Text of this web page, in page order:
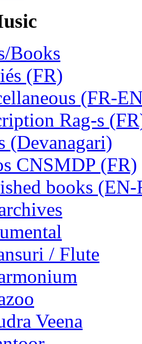
Books
(FR)
(FR-
Rag-s
(Devanagari)
CNSMDP (FR)
books (EN-
/ Flute
Veena